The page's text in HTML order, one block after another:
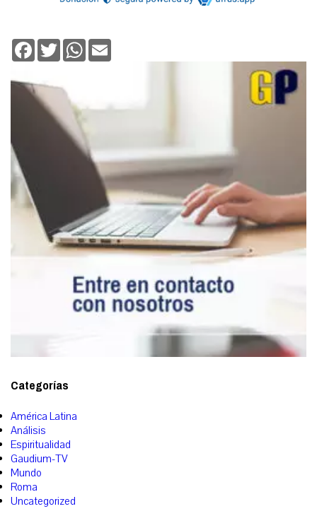
Facebook
TwitterWhatsApp
Categorías
América Latina
Análisis
Espiritualidad
Gaudium-TV
Mundo
Roma
Uncategorized